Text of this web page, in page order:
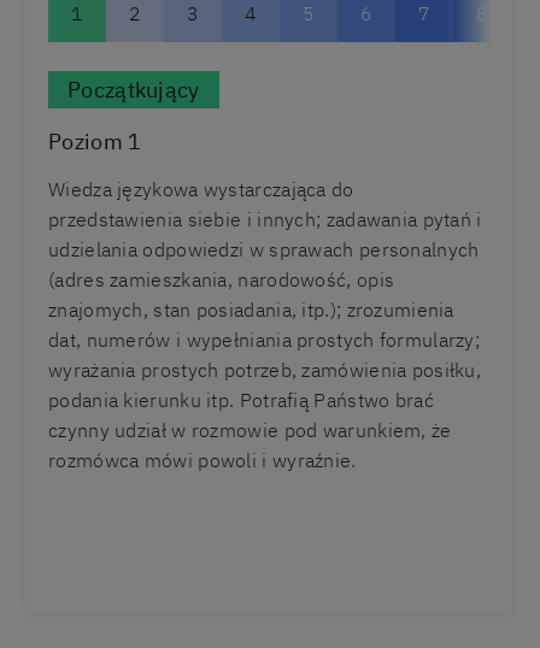
Początkujący
Poziom 1
Wiedza językowa wystarczająca do
przedstawienia siebie i innych; zadawania pytań i
udzielania odpowiedzi w sprawach personalnych
(adres zamieszkania, narodowość, opis
znajomych, stan posiadania, itp.); zrozumienia
dat, numerów i wypełniania prostych formularzy;
wyrażania prostych potrzeb, zamówienia posiłku,
podania kierunku itp. Potrafią Państwo brać
czynny udział w rozmowie pod warunkiem, że
rozmówca mówi powoli i wyraźnie.
1 2 3 4 5 6 7 8